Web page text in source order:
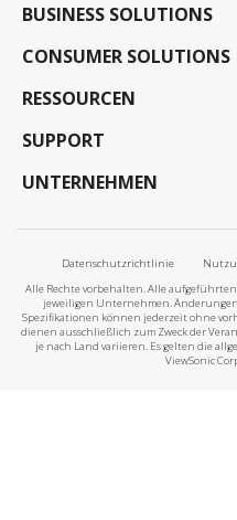
BUSINESS SOLUTIONS
CONSUMER SOLUTIONS
RESSOURCEN
SUPPORT
UNTERNEHMEN
Datenschutzrichtlinie
Alle Rechte vorbehalten. Alle
jeweiligen Unternehmen.
Spezifikationen können jederzeit ohne
dienen ausschließlich zum Zweck der
je nach Land variieren. Es gelten die
ViewSonic